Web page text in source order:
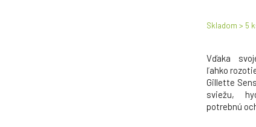
Skladom > 5
Vďaka
ľahko
Gillette
sviežu,
potrebnú